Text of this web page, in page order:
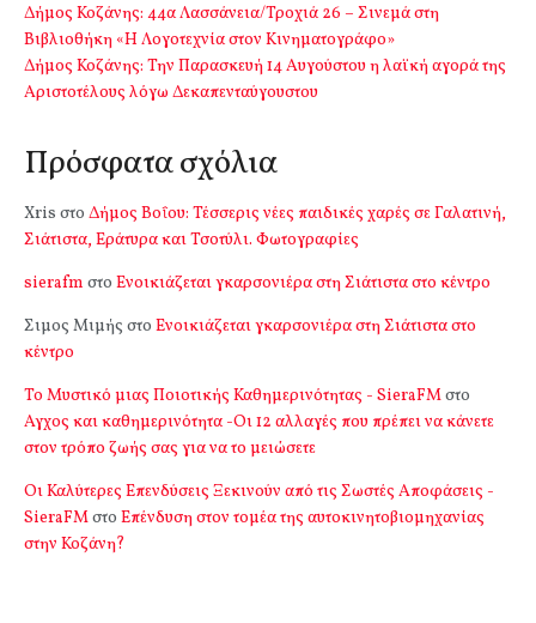
Δήμος Κοζάνης: 44α Λασσάνεια/Τροχιά 26 – Σινεμά στη
Βιβλιοθήκη «Η Λογοτεχνία στον Κινηματογράφο»
Δήμος Κοζάνης: Την Παρασκευή 14 Αυγούστου η λαϊκή αγορά της
Αριστοτέλους λόγω Δεκαπενταύγουστου
Πρόσφατα σχόλια
Xris στο Δήμος Βοΐου: Τέσσερις νέες παιδικές χαρές σε Γαλατινή,
Σιάτιστα, Εράτυρα και Τσοτύλι. Φωτογραφίες
sierafm στο Ενοικιάζεται γκαρσονιέρα στη Σιάτιστα στο κέντρο
Σιμος Μιμής στο Ενοικιάζεται γκαρσονιέρα στη Σιάτιστα στο
κέντρο
Το Μυστικό μιας Ποιοτικής Καθημερινότητας - SieraFMστο
Αγχος και καθημερινότητα -Οι 12 αλλαγές που πρέπει να κάνετε
στον τρόπο ζωής σας για να το μειώσετε
Οι Καλύτερες Επενδύσεις Ξεκινούν από τις Σωστές Αποφάσεις -
SieraFMστο Επένδυση στον τομέα της αυτοκινητοβιομηχανίας
στην Κοζάνη?